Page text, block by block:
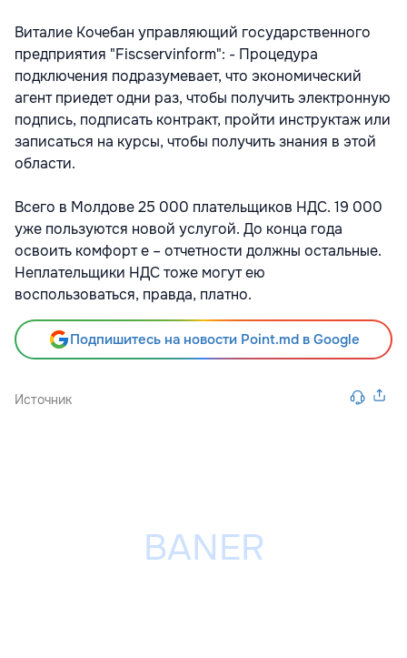
Виталие Кочебан управляющий государственного
предприятия "Fiscservinform": - Процедура
подключения подразумевает, что экономический
агент приедет одни раз, чтобы получить электронную
подпись, подписать контракт, пройти инструктаж или
записаться на курсы, чтобы получить знания в этой
области.
Всего в Молдове 25 000 плательщиков НДС. 19 000
уже пользуются новой услугой. До конца года
освоить комфорт е – отчетности должны остальные.
Неплательщики НДС тоже могут ею
воспользоваться, правда, платно.
Подпишитесь на новости Point.md в Google
Источник